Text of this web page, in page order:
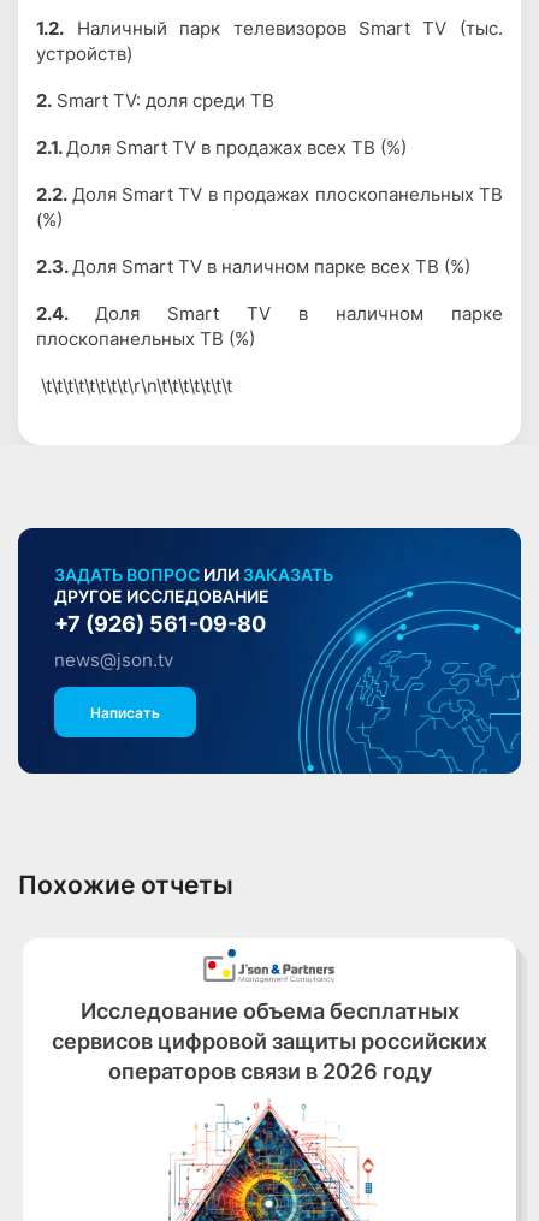
1.2. Наличный парк телевизоров Smart TV (тыс.
устройств)
2. Smart TV: доля среди ТВ
2.1. Доля Smart TV в продажах всех ТВ (%)
2.2. Доля Smart TV в продажах плоскопанельных ТВ
(%)
2.3.Доля Smart TV в наличном парке всех ТВ (%)
2.4.Доля Smart TV в наличном парке
плоскопанельных ТВ (%)
\t\t\t\t\t\t\t\t\r\n\t\t\t\t\t\t\t
ЗАДАТЬ ВОПРОС ИЛИ ЗАКАЗАТЬ
ДРУГОЕ ИССЛЕДОВАНИЕ
+7 (926) 561-09-80
news@json.tv
Написать
Похожие отчеты
Исследование объема бесплатных
сервисов цифровой защиты российских
операторов связи в 2026 году